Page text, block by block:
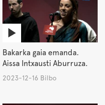
Bakarka gaia emanda.
Aissa Intxausti Aburruza.
2023-12-16 Bilbo